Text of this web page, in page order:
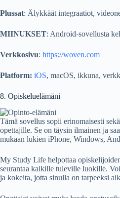
Plussat: Älykkäät integraatiot,
MIINUKSET: Android-sovellusta
Verkkosivu: https://woven.com
Platform: iOS, macOS, ikkuna,
8. Opiskeluelämäni
Tämä sovellus sopii erinomaisesti
opettajille. Se on täysin ilmainen ja
mukaan lukien iPhone, Windows,
My Study Life helpottaa
seurantaa kaikille tuleville luokille.
ja kokeita, jotta sinulla on tarpeeksi